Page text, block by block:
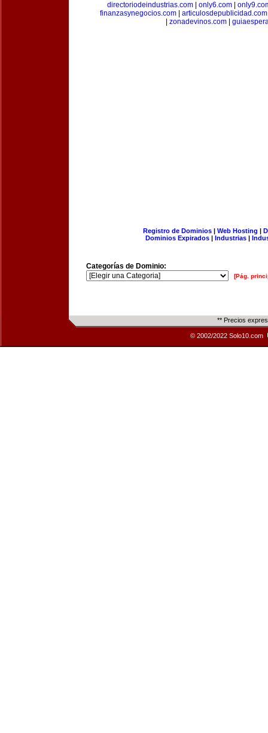
directoriodeindustrias.com| only6.com|
finanzasynegocios.com| articulosdepublicidad.com
zonadevinos.com|
Registro de Dominios| Web Hosting |
Dominios Expirados | Industrias |
Categorías de Dominio:
[Pág.
** Precios
© 2002/2022 Solo10.com